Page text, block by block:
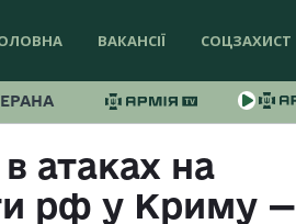
ВАКАНСІЇ СОЦЗАХИСТ
атаках на
рф у Криму —